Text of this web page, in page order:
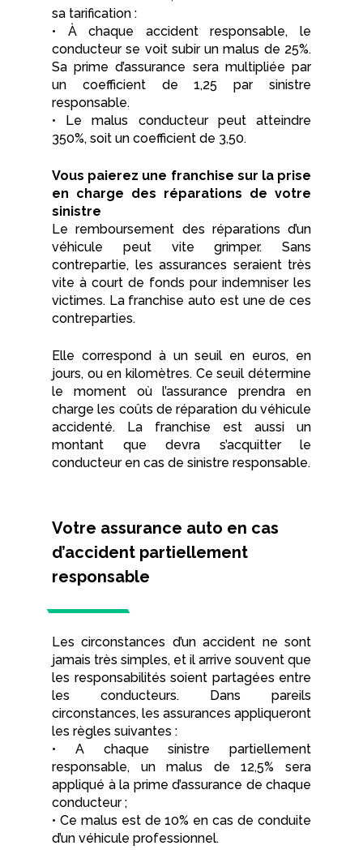
sa tarification :
• À chaque accident responsable, le
conducteur se voit subir un malus de 25%.
Sa prime d’assurance sera multipliée par
un coefficient de 1,25 par sinistre
responsable.
• Le malus conducteur peut atteindre
350%, soit un coefficient de 3,50.
Vous paierez une franchise sur la prise
en charge des réparations de votre
sinistre
Le remboursement des réparations d’un
véhicule peut vite grimper. Sans
contrepartie, les assurances seraient très
vite à court de fonds pour indemniser les
victimes. La franchise auto est une de ces
contreparties.
Elle correspond à un seuil en euros, en
jours, ou en kilomètres. Ce seuil détermine
le moment où l’assurance prendra en
charge les coûts de réparation du véhicule
accidenté. La franchise est aussi un
montant que devra s’acquitter le
conducteur en cas de sinistre responsable.
Votre assurance auto en cas
d’accident partiellement
responsable
Les circonstances d’un accident ne sont
jamais très simples, et il arrive souvent que
les responsabilités soient partagées entre
les conducteurs. Dans pareils
circonstances, les assurances appliqueront
les règles suivantes :
• A chaque sinistre partiellement
responsable, un malus de 12,5% sera
appliqué à la prime d’assurance de chaque
conducteur ;
• Ce malus est de 10% en cas de conduite
d’un véhicule professionnel.